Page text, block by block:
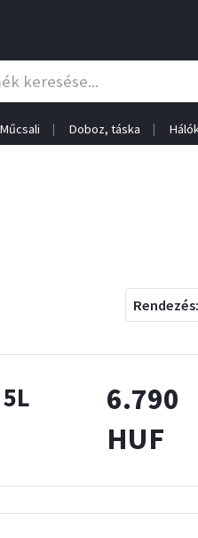
Műcsali Doboz, táska
6.790
HUF